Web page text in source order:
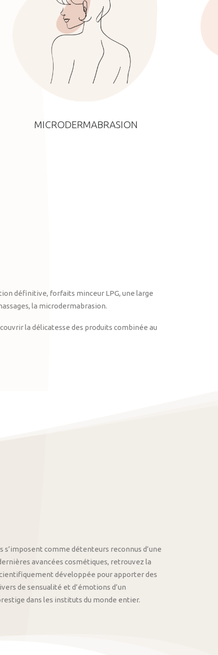
MICRODERMABRASION
définitive, forfaits minceur LPG, une large
la microdermabrasion.
la délicatesse des produits combinée au
s’imposent comme détenteurs reconnus d’une
avancées cosmétiques, retrouvez la
développée pour apporter des
de sensualité et d’émotions d’un
dans les instituts du monde entier.